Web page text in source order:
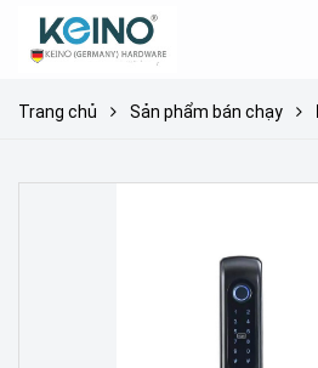
Trang chủ Sản phẩm bán chạy